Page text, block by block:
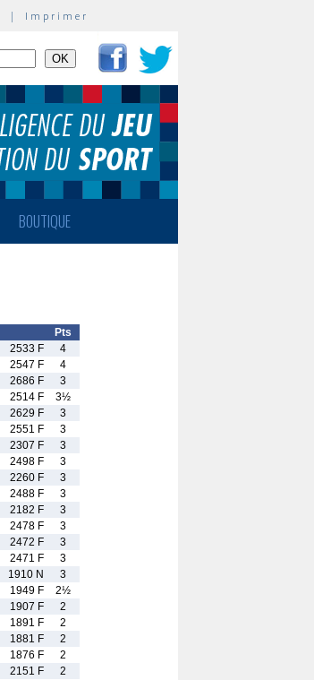
| Imprimer
BOUTIQUE
Pts
2533 F
4
2547 F
4
2686 F
3
2514 F
3½
2629 F
3
2551 F
3
2307 F
3
2498 F
3
2260 F
3
2488 F
3
2182 F
3
2478 F
3
2472 F
3
2471 F
3
1910 N
3
1949 F
2½
1907 F
2
1891 F
2
1881 F
2
1876 F
2
2151 F
2